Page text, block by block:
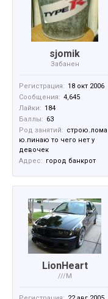
sjomik
Забанен
Регистрация: 18 окт 2006
Сообщения: 4,645
Лайки: 184
Баллы: 63
Род занятий: строю.лома
ю.пинаю то чего нет у
девочек
Адрес: город банкрот
LionHeart
///M